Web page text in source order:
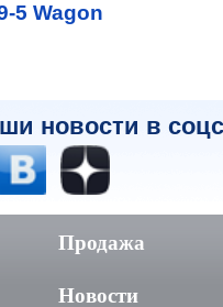
5 Wagon
новости в
Продажа
Новости